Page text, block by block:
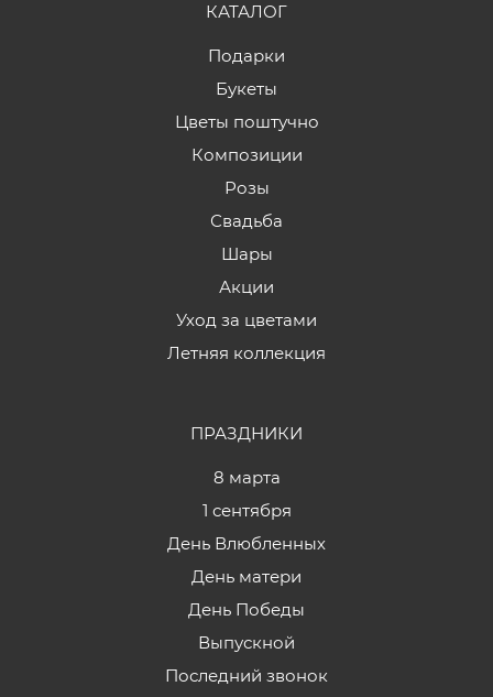
КАТАЛОГ
Подарки
Букеты
Цветы поштучно
Композиции
Розы
Свадьба
Шары
Акции
Уход за цветами
Летняя коллекция
ПРАЗДНИКИ
8 марта
1 сентября
День Влюбленных
День матери
День Победы
Выпускной
Последний звонок